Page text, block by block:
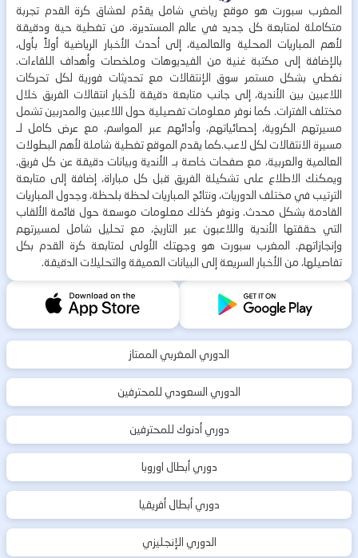
المغرب سبورت هو موقع رياضي شامل يقدّم لعشاق كرة القدم تجربة
متكاملة لمتابعة كل جديد في عالم المستديرة، من تغطية حية ودقيقة
لأهم المباريات المحلية والعالمية، إلى أحدث الأخبار الرياضية أولاً بأول،
بالإضافة إلى مكتبة غنية من الفيديوهات وملخصات وأهداف اللقاءات.
نغطي بشكل مستمر سوق الإنتقالات مع تحديثات فورية لكل تحركات
اللاعبين بين الأندية، إلى جانب متابعة دقيقة لأخبار انتقالات الفريق خلال
مختلف الفترات. كما نوفر معلومات تفصيلية حول اللاعبين والمدربين تشمل
مسيرتهم الكروية، إحصائياتهم، وأدائهم عبر المواسم، مع عرض كامل لـ
مسيرة الانتقالات لكل لاعب.كما يقدم الموقع تغطية شاملة لأهم البطولات
العالمية والعربية، مع صفحات خاصة بـ الأندية وبيانات دقيقة عن كل فريق.
ويمكنك الاطلاع على تشكيلة الفريق قبل كل مباراة، إضافة إلى متابعة
الترتيب في مختلف الدوريات، ونتائج المباريات لحظة بلحظة، وجدول المباريات
القادمة بشكل محدث. ونوفر كذلك معلومات موسعة حول قائمة الألقاب
التي حققتها الأندية واللاعبون عبر التاريخ، مع تحليل شامل لمسيرتهم
وإنجازاتهم. المغرب سبورت هو وجهتك الأولى لمتابعة كرة القدم بكل
تفاصيلها، من الأخبار السريعة إلى البيانات العميقة والتحليلات الدقيقة.
الدوري المغربي الممتاز
الدوري السعودي للمحترفين
دوري أدنوك للمحترفين
دوري أبطال اوروبا
دوري أبطال أفريقيا
الدوري الإنجليزي